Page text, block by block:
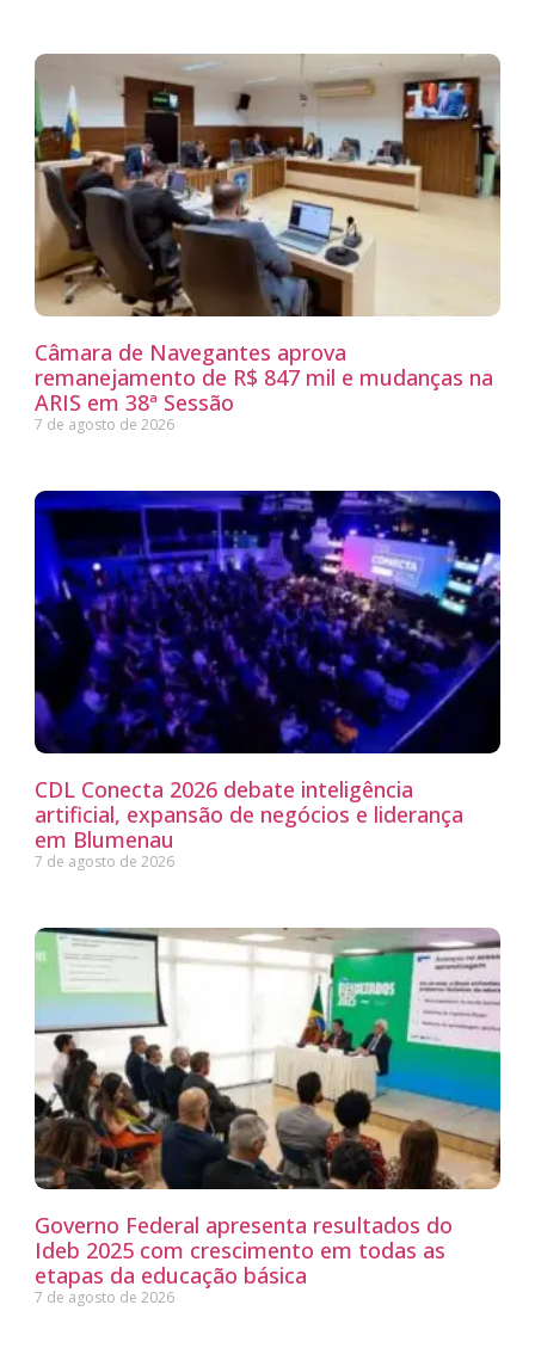
Câmara de Navegantes aprova
remanejamento de R$ 847 mil e mudanças na
ARIS em 38ª Sessão
7 de agosto de 2026
CDL Conecta 2026 debate inteligência
artificial, expansão de negócios e liderança
em Blumenau
7 de agosto de 2026
Governo Federal apresenta resultados do
Ideb 2025 com crescimento em todas as
etapas da educação básica
7 de agosto de 2026